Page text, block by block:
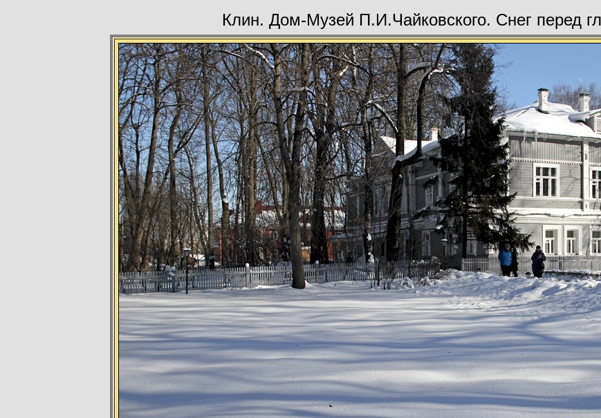
Клин. Дом-Музей П.И.Чайковского. Снег перед